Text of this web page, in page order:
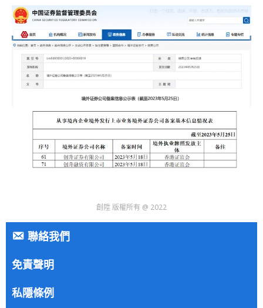
創陞 版權所有 @ 2022
聯絡我們
免責聲明
私隱條例